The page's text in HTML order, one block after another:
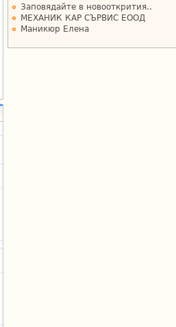
Заповядайте в новооткрития..
МЕХАНИК КАР СЪРВИС ЕООД
Маникюр Елена